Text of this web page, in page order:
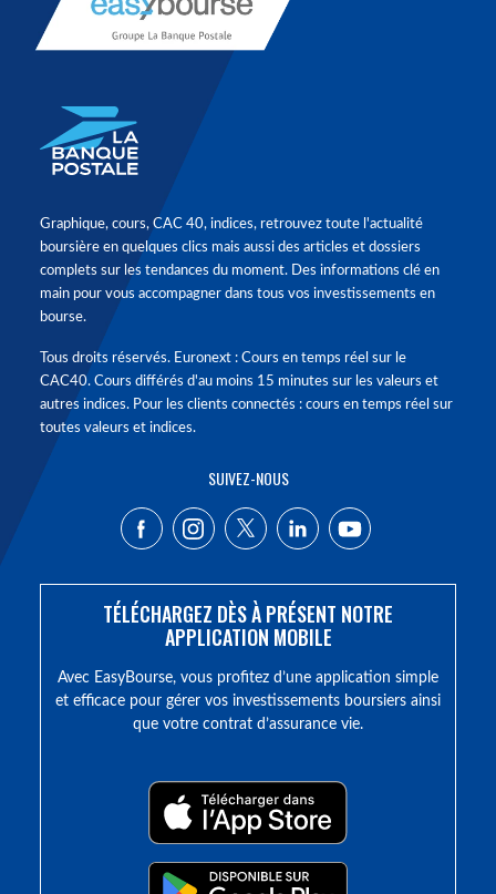
Graphique, cours, CAC 40, indices, retrouvez toute l'actualité
boursière en quelques clics mais aussi des articles et dossiers
complets sur les tendances du moment. Des informations clé en
main pour vous accompagner dans tous vos investissements en
bourse.
Tous droits réservés. Euronext : Cours en temps réel sur le
CAC40. Cours différés d'au moins 15 minutes sur les valeurs et
autres indices. Pour les clients connectés : cours en temps réel sur
toutes valeurs et indices.
SUIVEZ-NOUS
TÉLÉCHARGEZ DÈS À PRÉSENT NOTRE
APPLICATION MOBILE
Avec EasyBourse, vous profitez d’une application simple
et efficace pour gérer vos investissements boursiers ainsi
que votre contrat d’assurance vie.